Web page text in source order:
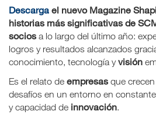
Descarga el nuevo Magazine
historias más significativas de
sociosa lo largo del último año:
logros y resultados alcanzados
conocimiento, tecnología yvisión
Es el relato de empresasque
desafíos en un entorno en
y capacidad de innovación.